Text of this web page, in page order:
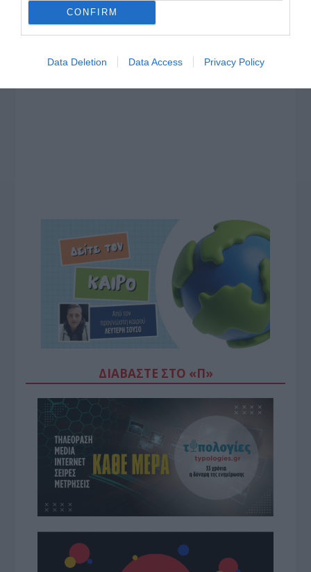
CONFIRM
Data Deletion Data Access Privacy Policy
ΔΙΑΒΆΣΤΕ ΣΤΟ «Π»